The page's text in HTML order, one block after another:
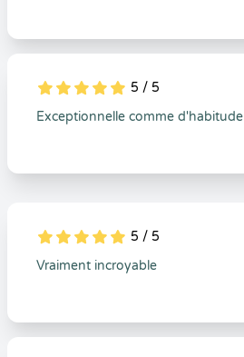
5
1
5
0 5 / 5
Exceptionnelle comme d'habitude
5
1
5
0 5 / 5
Vraiment incroyable